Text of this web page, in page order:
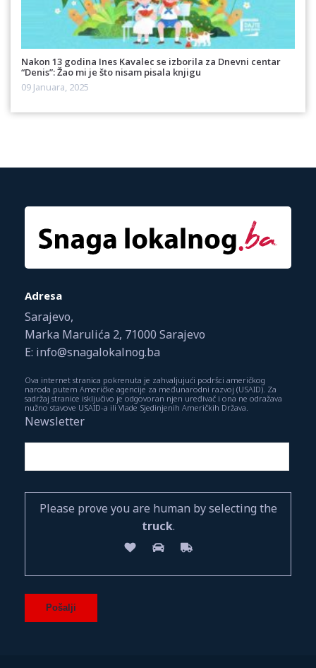
Nakon 13 godina Ines Kavalec se izborila za Dnevni centar
“Denis”: Žao mi je što nisam pisala knjigu
09 Januara, 2025
Adresa
Sarajevo,
Marka Marulića 2, 71000 Sarajevo
E: info@snagalokalnog.ba
Ova internet stranica pokrenuta je zahvaljujući podršci američkog
naroda putem Američke agencije za međunarodni razvoj (USAID). Za
sadržaj stranice isključivo je odgovoran njen uređivač i ona ne odražava
nužno stavove USAID-a ili Vlade Sjedinjenih Američkih Država.
Newsletter
Please prove you are human by selecting the
truck.